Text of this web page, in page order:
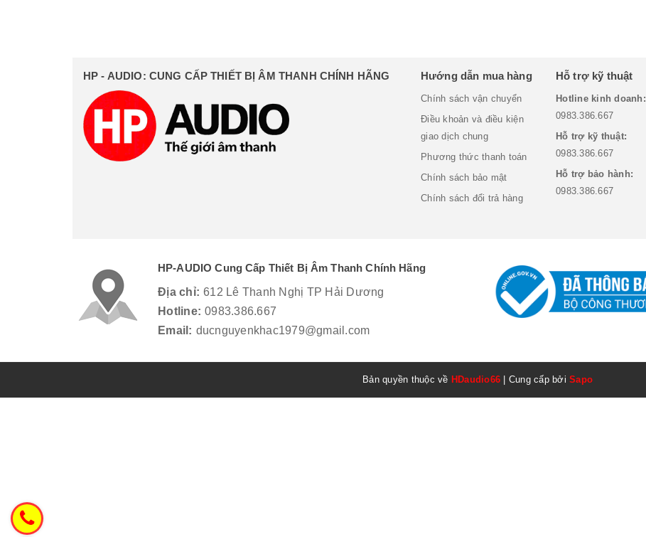
HP - AUDIO: CUNG CẤP THIẾT BỊ ÂM THANH CHÍNH HÃNG Hướng dẫn mua hàng
Chính sách vận chuyển
Điều khoản và điều kiện
giao dịch chung
Phương thức thanh toán
Chính sách bảo mật
Chính sách đổi trả hàng
Hỗ trợ kỹ thuật
Hotline kinh doanh:
0983.386.667
Hỗ trợ kỹ thuật:
0983.386.667
Hỗ trợ bảo hành:
0983.386.667
HP-AUDIO Cung Cấp Thiết Bị Âm Thanh Chính Hãng
Địa chỉ: 612 Lê Thanh Nghị TP Hải Dương
Hotline: 0983.386.667
Email: ducnguyenkhac1979@gmail.com
Bản quyền thuộc về HDaudio66 Cung cấp bởi Sapo